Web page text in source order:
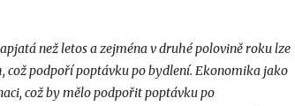
než letos a zejména v druhé polovině roku lze
což podpoří poptávku po bydlení. Ekonomika jako
což by mělo podpořit poptávku po